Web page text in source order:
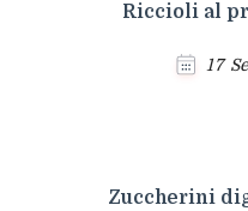
Riccioli al
17
Zuccherini